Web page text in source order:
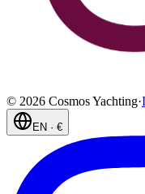
© 2026 Cosmos Yachting·
EN · €